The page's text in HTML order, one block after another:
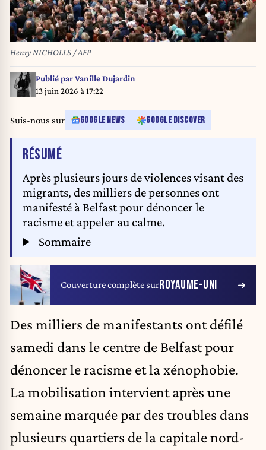
Henry NICHOLLS / AFP
Publié parVanille Dujardin
13 juin 2026 à 17:22
Suis-nous sur GOOGLE NEWS GOOGLE DISCOVER
RÉSUMÉDE L'ARTICLE
Après plusieurs jours de violences visant des
migrants, des milliers de personnes ont
manifesté à Belfast pour dénoncer le
racisme et appeler au calme.
Sommaire
Couverture complète surROYAUME-UNI
Des milliers de manifestants ont défilé
samedi dans le centre de Belfast pour
dénoncer le racisme et la xénophobie.
La mobilisation intervient après une
semaine marquée par des troubles dans
plusieurs quartiers de la capitale nord-